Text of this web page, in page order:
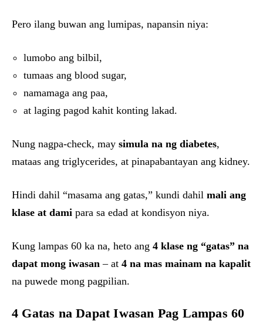
Pero ilang buwan ang lumipas, napansin niya:
lumobo ang bilbil,
tumaas ang blood sugar,
namamaga ang paa,
at laging pagod kahit konting lakad.
Nung nagpa-check, may simula na ng diabetes,
mataas ang triglycerides, at pinapabantayan ang kidney.
Hindi dahil “masama ang gatas,” kundi dahil mali ang
klase at dami para sa edad at kondisyon niya.
Kung lampas 60 ka na, heto ang 4 klase ng “gatas” na
dapat mong iwasan – at 4 na mas mainam na kapalit
na puwede mong pagpilian.
4 Gatas na Dapat Iwasan Pag Lampas 60